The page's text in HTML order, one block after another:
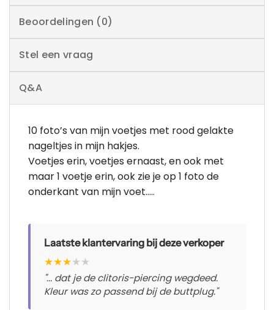
Beoordelingen (0)
Stel een vraag
Q&A
10 foto’s van mijn voetjes met rood gelakte
nageltjes in mijn hakjes.
Voetjes erin, voetjes ernaast, en ook met
maar 1 voetje erin, ook zie je op 1 foto de
onderkant van mijn voet…..
Laatste klantervaring bij deze verkoper
★★★★★
"... dat je de clitoris-piercing wegdeed.
Kleur was zo passend bij de buttplug."